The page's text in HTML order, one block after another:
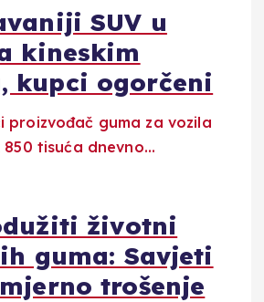
SUV u
kineskim
kupci ogorčeni
životni
guma: Savjeti
trošenje